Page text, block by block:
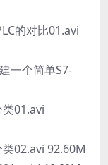
的对比01.avi
一个简单S7-
01.avi
02.avi 92.60M